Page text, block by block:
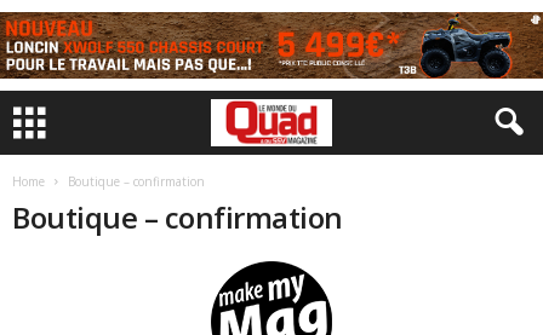
Home Boutique – confirmation
Boutique – confirmation